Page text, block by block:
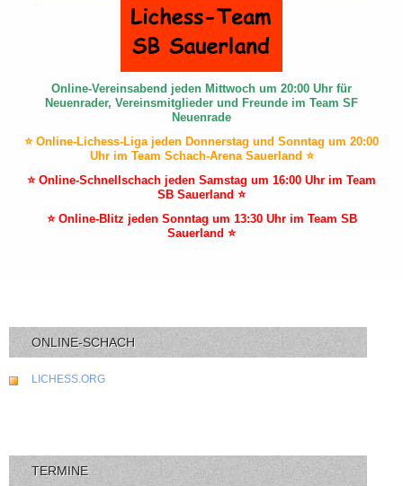
Online-Vereinsabend jeden Mittwoch um 20:00 Uhr für
Neuenrader, Vereinsmitglieder und Freunde im Team SF
Neuenrade
⭐ Online-Lichess-Liga jeden Donnerstag und Sonntag um 20:00
Uhr im Team Schach-Arena Sauerland ⭐
⭐ Online-Schnellschach jeden Samstag um 16:00 Uhr im Team
SB Sauerland ⭐
⭐ Online-Blitz jeden Sonntag um 13:30 Uhr im Team SB
Sauerland ⭐
ONLINE-SCHACH
LICHESS.ORG
TERMINE